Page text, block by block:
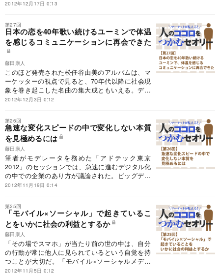
は、クリスマス商戦にスマホと実店舗を連動させ
は来年以降大きな市場を創出することが予想され
ている。
2012年12月17日 0:13
第27回
日本の恋を40年歌い続けるユーミンで体温
を感じるコミュニケーションに再会できた
藤田康人
このほど発売された松任谷由美のアルバムは、マ
ーケッターの視点で見ると、70年代以降に社会現
象を巻き起こした名曲の集大成ともいえる。デジ
タル時代の今もなお、ユーミンが愛される理由を
2012年12月3日 0:12
第26回
急速な変化スピードの中で変化しない本質
を見極めるには
藤田康人
筆者がモデレータを務めた「アドテック東京
2012」のセッションでは、急速に進むデジタル化
の中での企業のあり方が議論された。ビッグデー
タ時代を生き抜くために必要なことは何か。デジ
ーが導き出した結論とは？
2012年11月19日 0:14
第25回
「モバイル×ソーシャル」で起きているこ
とをいかに社会の利益とするか
藤田康人
「その場でスマホ」が当たり前の世の中は、自分
の行動が常に他人に見られているという自覚を持
つことが大切だ。「モバイル×ソーシャルメディ
ア」という新たなコミュニケ―ション手法のリス
2012年11月5日 0:12